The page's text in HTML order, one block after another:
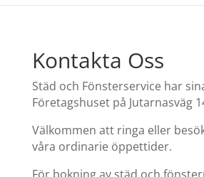
Kontakta Oss
Städ och Fönsterservice har
Företagshuset på Jutarnasväg
Välkommen att ringa eller
våra ordinarie öppettider.